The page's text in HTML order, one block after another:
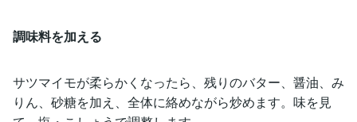
調味料を加える
サツマイモが柔らかくなったら、残りのバター、醤油、み
りん、砂糖を加え、全体に絡めながら炒めます。味を見